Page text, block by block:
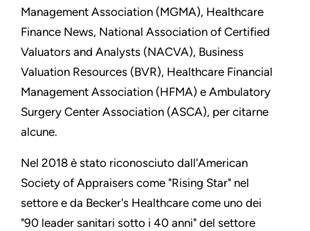
Management Association (MGMA), Healthcare
Finance News, National Association of Certified
Valuators and Analysts (NACVA), Business
Valuation Resources (BVR), Healthcare Financial
Management Association (HFMA) e Ambulatory
Surgery Center Association (ASCA), per citarne
alcune.
Nel 2018 è stato riconosciuto dall'American
Society of Appraisers come "Rising Star" nel
settore e da Becker's Healthcare come uno dei
"90 leader sanitari sotto i 40 anni" del settore